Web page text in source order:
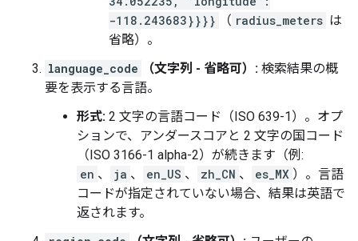
-118.243683}}}}
（ radius_meters は
省略）。
language_code
（文字列 - 省略可）: 検索結果の概
要を表示する言語。
形式: 2 文字の言語コード（ISO 639-1）。オプ
ションで、アンダースコアと 2 文字の国コード
（ISO 3166-1 alpha-2）が続きます（例:
en 、 ja 、 en_US 、 zh_CN 、 es_MX ）。言語
コードが指定されていない場合、結果は英語で
返されます。